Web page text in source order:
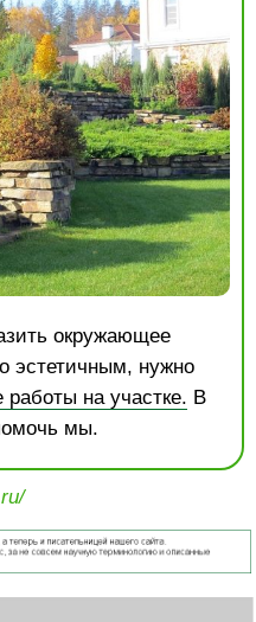
окружающее
эстетичным, нужно
на участке. В
мы.